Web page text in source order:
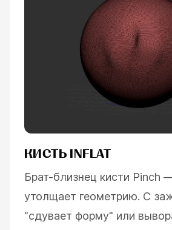
КИСТЬ INFLAT
Брат-близнец кисти Pinch
утолщает геометрию. С
"сдувает форму" или